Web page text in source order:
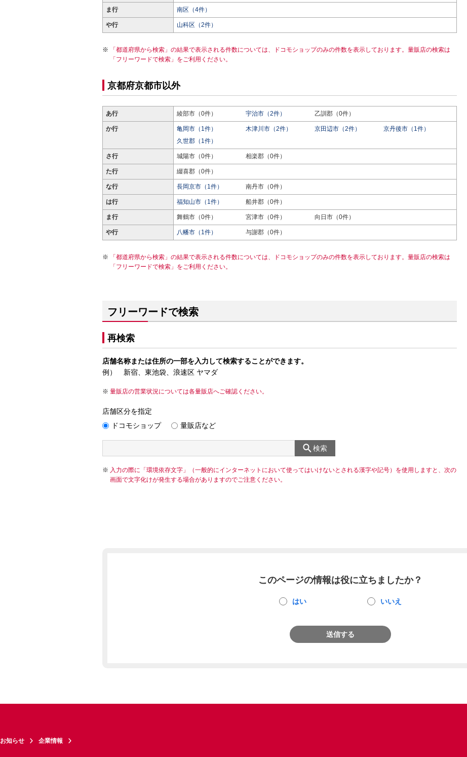
ま行 南区（4件）
や行 山科区（2件）
「都道府県から検索」の結果で表示される件数については、ドコモショップのみの件数を表示しております。量販店の検索は
「フリーワードで検索」をご利用ください。
京都府京都市以外
あ行 綾部市（0件） 宇治市（2件） 乙訓郡（0件）
か行 亀岡市（1件） 木津川市（2件） 京田辺市（2件）
京丹後市（1件）
久世郡（1件）
さ行 城陽市（0件） 相楽郡（0件）
た行 綴喜郡（0件）
な行 長岡京市（1件） 南丹市（0件）
は行 福知山市（1件） 船井郡（0件）
ま行 舞鶴市（0件） 宮津市（0件） 向日市（0件）
や行 八幡市（1件） 与謝郡（0件）
「都道府県から検索」の結果で表示される件数については、ドコモショップのみの件数を表示しております。量販店の検索は
「フリーワードで検索」をご利用ください。
フリーワードで検索
再検索
店舗名称または住所の一部を入力して検索することができます。
例） 新宿、東池袋、浪速区 ヤマダ
量販店の営業状況については各量販店へご確認ください。
店舗区分を指定
ドコモショップ
量販店など
検索
入力の際に「環境依存文字」（一般的にインターネットにおいて使ってはいけないとされる漢字や記号）を使用しますと、次の
画面で文字化けが発生する場合がありますのでご注意ください。
このページの情報は役に立ちましたか？
はい いいえ
送信する
お知らせ 企業情報